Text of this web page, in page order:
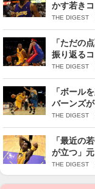
かす若き
THE DIGEST
「ただの
振り返る
THE DIGEST
「ボール
バーンズ
く親しく
THE DIGEST
「最近の
が立つ」
ルが違う
THE DIGEST